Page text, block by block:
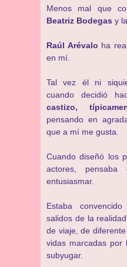
Menos mal que
Beatriz Bodegas y
Raúl Arévalo ha
en mí.
Tal vez él ni
cuando decidió
castizo,
pensando en
que a mí me gusta.
Cuando diseñó los
actores,
entusiasmar.
Estaba
salidos de la
de viaje, de
vidas marcadas por
subyugar.